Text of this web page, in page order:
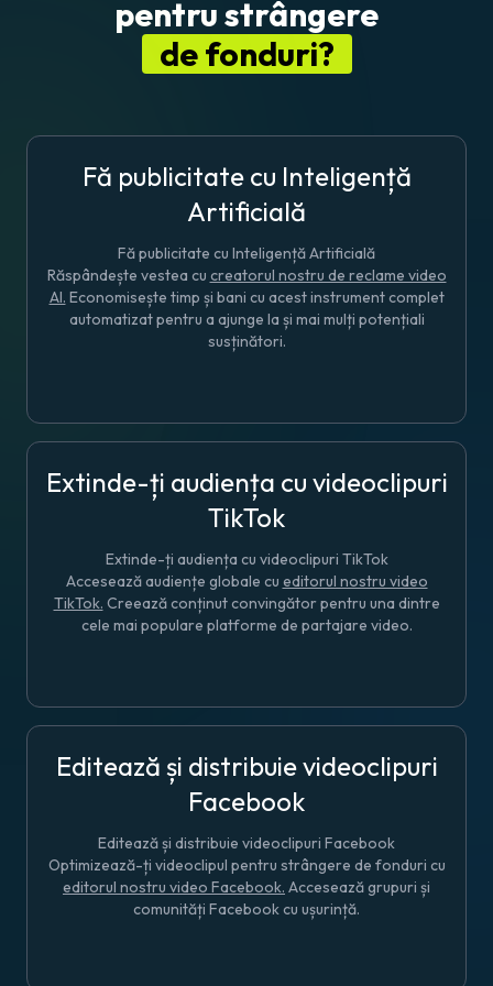
pentru strângere
de fonduri?
Fă publicitate cu Inteligență
Artificială
Fă publicitate cu Inteligență Artificială
Răspândește vestea cu creatorul nostru de reclame video
AI. Economisește timp și bani cu acest instrument complet
automatizat pentru a ajunge la și mai mulți potențiali
susținători.
Extinde-ți audiența cu videoclipuri
TikTok
Extinde-ți audiența cu videoclipuri TikTok
Accesează audiențe globale cu editorul nostru video
TikTok. Creează conținut convingător pentru una dintre
cele mai populare platforme de partajare video.
Editează și distribuie videoclipuri
Facebook
Editează și distribuie videoclipuri Facebook
Optimizează-ți videoclipul pentru strângere de fonduri cu
editorul nostru video Facebook. Accesează grupuri și
comunități Facebook cu ușurință.